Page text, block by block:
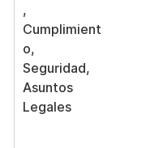
,
Cumplimient
o,
Seguridad,
Asuntos
Legales